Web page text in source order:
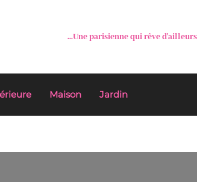
...Une parisienne qui rêve
Maison Jardin